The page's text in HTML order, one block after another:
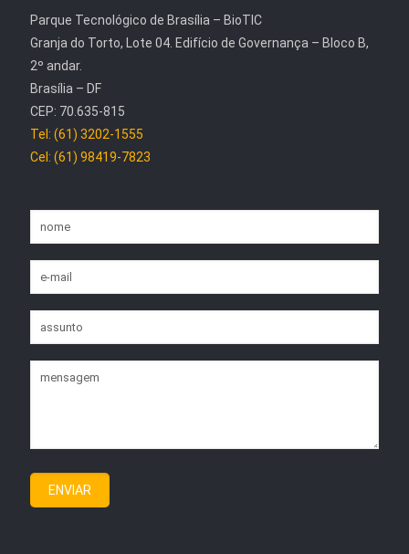
Parque Tecnológico de Brasília – BioTIC
Granja do Torto, Lote 04. Edifício de Governança – Bloco B,
2º andar.
Brasília – DF
CEP: 70.635-815
Tel: (61) 3202-1555
Cel: (61) 98419-7823